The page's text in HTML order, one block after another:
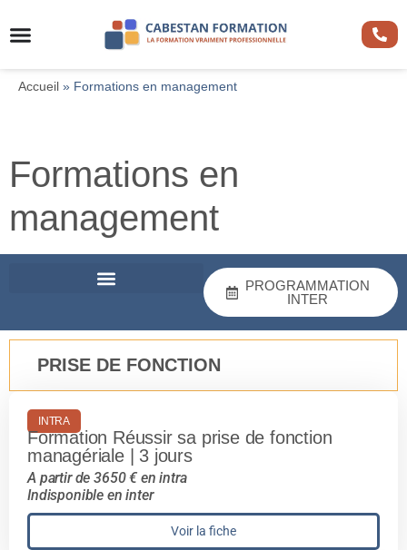
Accueil » Formations en management
Formations en
management
PROGRAMMATION
INTER
PRISE DE FONCTION
INTRA
Formation Réussir sa prise de fonction
managériale | 3 jours
A partir de 3650 € en intra
Indisponible en inter
Voir la fiche